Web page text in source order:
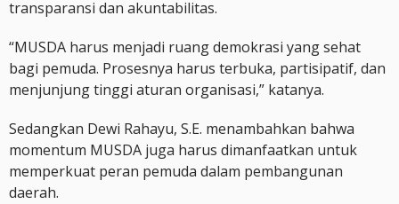
transparansi dan akuntabilitas.
“MUSDA harus menjadi ruang demokrasi yang sehat
bagi pemuda. Prosesnya harus terbuka, partisipatif, dan
menjunjung tinggi aturan organisasi,” katanya.
Sedangkan Dewi Rahayu, S.E. menambahkan bahwa
momentum MUSDA juga harus dimanfaatkan untuk
memperkuat peran pemuda dalam pembangunan
daerah.